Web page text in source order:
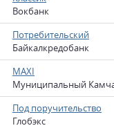
Вокбанк
Потребительский
Байкалкредобанк
MAXI
Муниципальный
Под поручительство
Глобэкс